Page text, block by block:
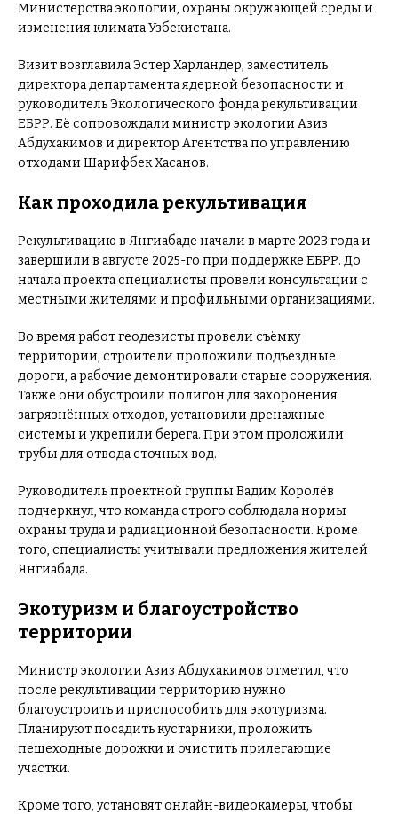
Министерства экологии, охраны окружающей среды и
изменения климата Узбекистана.
Визит возглавила Эстер Харландер, заместитель
директора департамента ядерной безопасности и
руководитель Экологического фонда рекультивации
ЕБРР. Её сопровождали министр экологии Азиз
Абдухакимов и директор Агентства по управлению
отходами Шарифбек Хасанов.
Как проходила рекультивация
Рекультивацию в Янгиабаде начали в марте 2023 года и
завершили в августе 2025-го при поддержке ЕБРР. До
начала проекта специалисты провели консультации с
местными жителями и профильными организациями.
Во время работ геодезисты провели съёмку
территории, строители проложили подъездные
дороги, а рабочие демонтировали старые сооружения.
Также они обустроили полигон для захоронения
загрязнённых отходов, установили дренажные
системы и укрепили берега. При этом проложили
трубы для отвода сточных вод.
Руководитель проектной группы Вадим Королёв
подчеркнул, что команда строго соблюдала нормы
охраны труда и радиационной безопасности. Кроме
того, специалисты учитывали предложения жителей
Янгиабада.
Экотуризм и благоустройство
территории
Министр экологии Азиз Абдухакимов отметил, что
после рекультивации территорию нужно
благоустроить и приспособить для экотуризма.
Планируют посадить кустарники, проложить
пешеходные дорожки и очистить прилегающие
участки.
Кроме того, установят онлайн-видеокамеры, чтобы